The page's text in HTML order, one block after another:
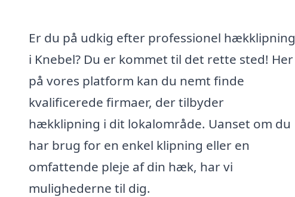
Er du på udkig efter professionel hækklipning
i Knebel? Du er kommet til det rette sted! Her
på vores platform kan du nemt finde
kvalificerede firmaer, der tilbyder
hækklipning i dit lokalområde. Uanset om du
har brug for en enkel klipning eller en
omfattende pleje af din hæk, har vi
mulighederne til dig.